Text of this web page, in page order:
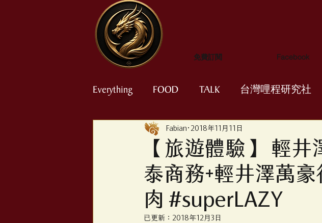
免費訂閱 Facebook
Everything FOOD TALK 台灣哩程研究社
Shopping Forever Hotels
天合聯盟 SkyTeam 星空聯盟 StarAlliance
高手寶典 about EMBA
【旅遊體驗】 輕
泰商務+輕井澤萬
肉 #superLAZY
Fabian 2018年11月11日
已更新： 2018年12月3日